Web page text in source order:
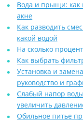
Вода и прыщи: как
акне
Как разводить
какой водой
На сколько
Как выбрать
Установка и
руководство и
Слабый напор
увеличить
Обильное питье